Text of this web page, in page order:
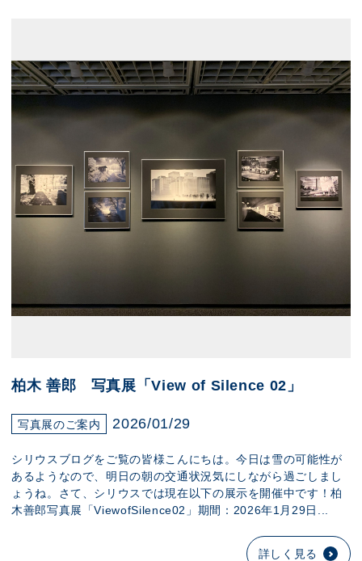
柏木 善郎 写真展「View of Silence 02」
写真展のご案内 2026/01/29
シリウスブログをご覧の皆様こんにちは。今日は雪の可能性が
あるようなので、明日の朝の交通状況気にしながら過ごしまし
ょうね。さて、シリウスでは現在以下の展示を開催中です！柏
木善郎写真展「ViewofSilence02」期間：2026年1月29日...
詳しく見る